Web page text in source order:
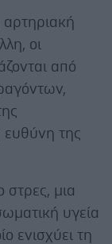
αρτηριακή
οι
από
ευθύνη της
στρες, μια
υγεία
ενισχύει τη